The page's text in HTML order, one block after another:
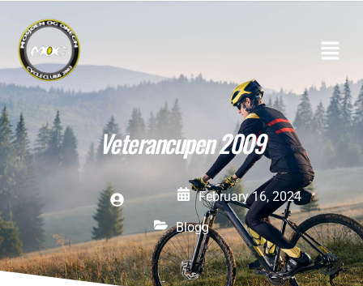
Veterancupen 2009
February 16, 2024
Blogg